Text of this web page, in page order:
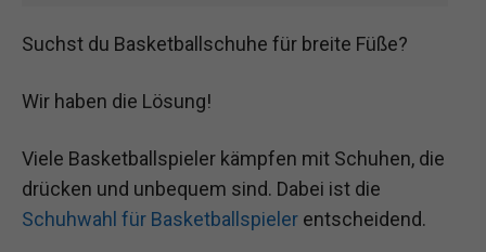
Suchst du Basketballschuhe für breite Füße?
Wir haben die Lösung!
Viele Basketballspieler kämpfen mit Schuhen, die
drücken und unbequem sind. Dabei ist die
Schuhwahl für Basketballspieler entscheidend.